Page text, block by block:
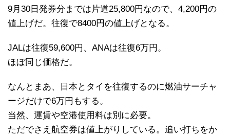
9月30日発券分までは片道25,800円なので、4,200円の
値上げだ。往復で8400円の値上げとなる。
JALは往復59,600円、ANAは往復6万円。
ほぼ同じ価格だ。
なんとまあ、日本とタイを往復するのに燃油サーチャ
ージだけで6万円もする。
当然、運賃や空港使用料は別に必要。
ただでさえ航空券は値上がりしている。追い打ちをか